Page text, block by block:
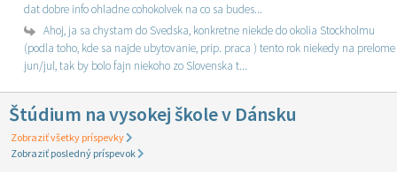
dat dobre info ohladne cohokolvek na co sa budes...
Ahoj, ja sa chystam do Svedska, konkretne niekde do okolia Stockholmu
(podla toho, kde sa najde ubytovanie, prip. praca ) tento rok niekedy na prelome
jun/jul, tak by bolo fajn niekoho zo Slovenska t...
Štúdium na vysokej škole v Dánsku
Zobraziť všetky príspevky
Zobraziť posledný príspevok